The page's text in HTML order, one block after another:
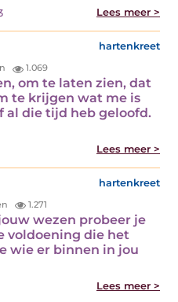
Lees meer >
hartenkreet
1.069
om te laten zien, dat
te krijgen wat me is
al die tijd heb geloofd.
Lees meer >
hartenkreet
1.271
wezen probeer je
voldoening die het
wie er binnen in jou
Lees meer >